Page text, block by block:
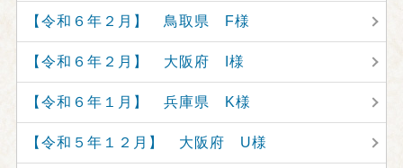
【令和６年２月】 鳥取県 F様
【令和６年２月】 大阪府 I様
【令和６年１月】 兵庫県 K様
【令和５年１２月】 大阪府 U様